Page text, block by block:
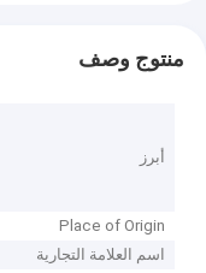
منتوج وصف
أبرز
Place of Origin
اسم العلامة التجارية